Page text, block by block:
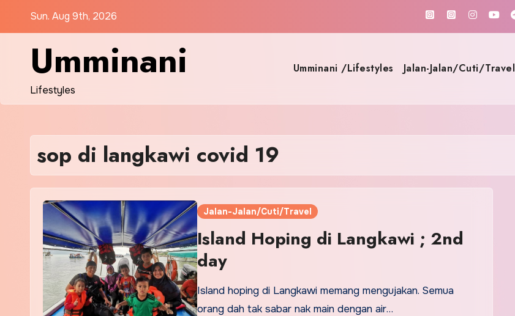
Sun. Aug 9th, 2026
Umminani
Lifestyles
Umminani /Lifestyles Jalan-Jalan/Cuti/Travel
sop di langkawi covid 19
Jalan-Jalan/Cuti/Travel
Island Hoping di Langkawi ; 2nd
day
Island hoping di Langkawi memang mengujakan. Semua
orang dah tak sabar nak main dengan air…